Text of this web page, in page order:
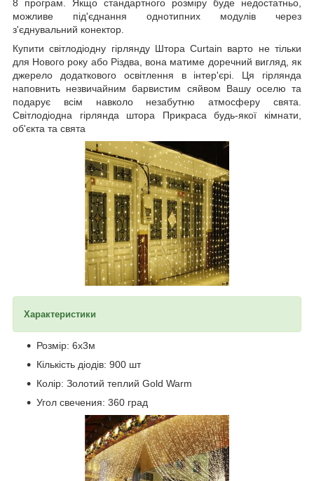
8 програм. Якщо стандартного розміру буде недостатньо,
можливе під'єднання однотипних модулів через
з'єднувальний конектор.
Купити світлодіодну гірлянду Штора Curtain варто не тільки
для Нового року або Різдва, вона матиме доречний вигляд, як
джерело додаткового освітлення в інтер'єрі. Ця гірлянда
наповнить незвичайним барвистим сяйвом Вашу оселю та
подарує всім навколо незабутню атмосферу свята.
Світлодіодна гірлянда штора Прикраса будь-якої кімнати,
об'єкта та свята
Характеристики
Розмір: 6х3м
Кількість діодів: 900 шт
Колір: Золотий теплий Gold Warm
Угол свечения: 360 град